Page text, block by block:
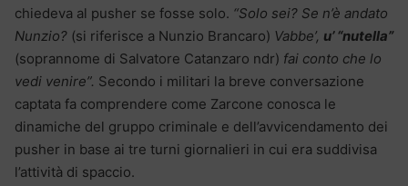
chiedeva al pusher se fosse solo. “Solo sei? Se n’è andato
Nunzio? (si riferisce a Nunzio Brancaro) Vabbe’, u’ “nutella”
(soprannome di Salvatore Catanzaro ndr) fai conto che lo
vedi venire”. Secondo i militari la breve conversazione
captata fa comprendere come Zarcone conosca le
dinamiche del gruppo criminale e dell’avvicendamento dei
pusher in base ai tre turni giornalieri in cui era suddivisa
l’attività di spaccio.